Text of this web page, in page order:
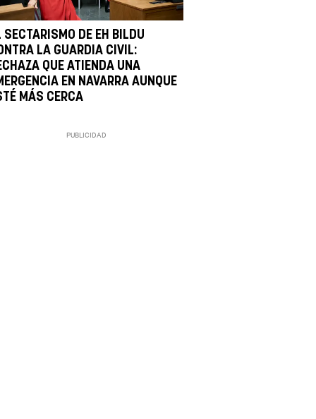
SECTARISMO DE EH BILDU
LA GUARDIA CIVIL:
QUE ATIENDA UNA
EN NAVARRA AUNQUE
MÁS CERCA